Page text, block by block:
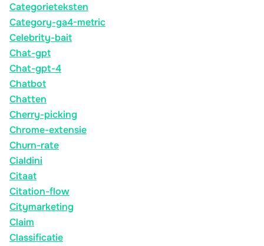
Categorieteksten
Category-ga4-metric
Celebrity-bait
Chat-gpt
Chat-gpt-4
Chatbot
Chatten
Cherry-picking
Chrome-extensie
Churn-rate
Cialdini
Citaat
Citation-flow
Citymarketing
Claim
Classificatie